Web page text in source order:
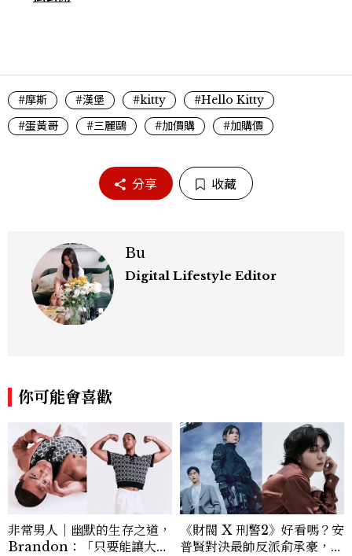
#摩斯 #漢堡 #kitty
#Hello Kitty
#蛋黃哥
#三麗鷗 #加價購 #加購價
分享 收藏
Bu
Digital Lifestyle Editor
你可能會喜歡
非常男人｜幽默的生存之道，
Brandon：「只要能讓大家
《財閥 X 刑警2》好看嗎？安
普賢對決最帥反派俞承豪，鄭